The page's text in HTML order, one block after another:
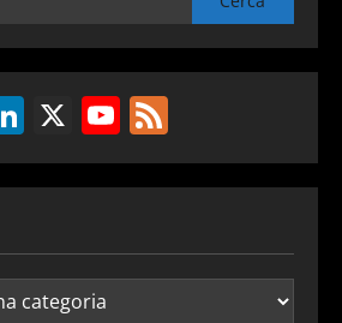
LinkedIn
X YouTube
Feed